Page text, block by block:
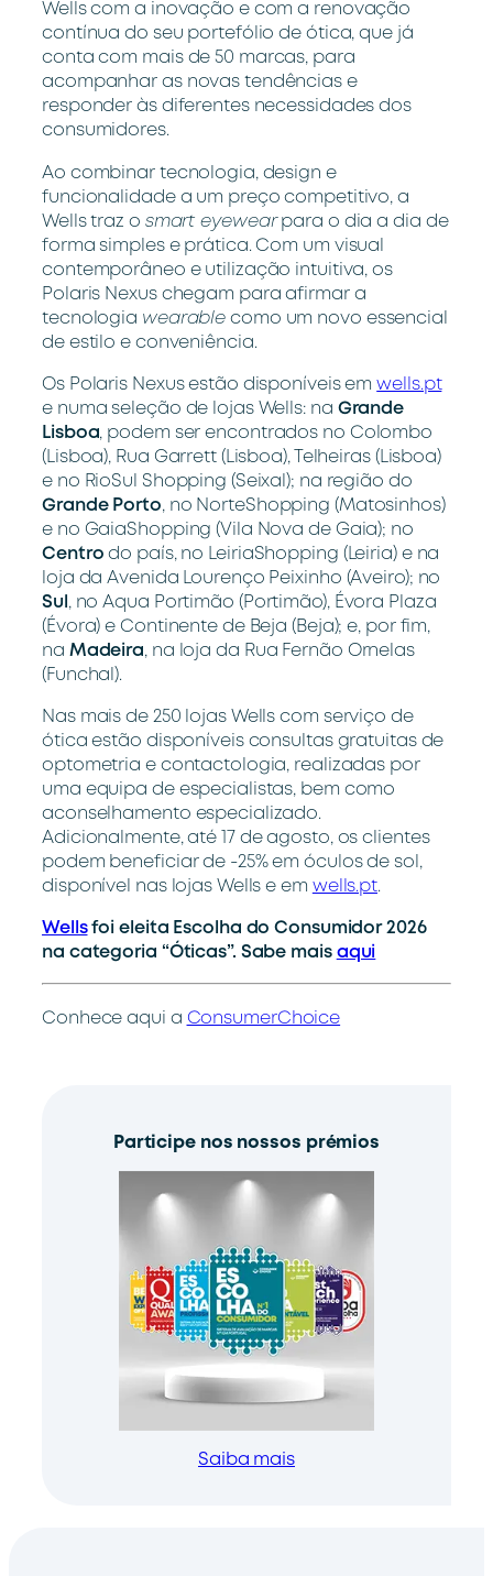
Wells com a inovação e com a renovação
contínua do seu portefólio de ótica, que já
conta com mais de 50 marcas, para
acompanhar as novas tendências e
responder às diferentes necessidades dos
consumidores.
Ao combinar tecnologia, design e
funcionalidade a um preço competitivo, a
Wells traz o smart eyewearpara o dia a dia de
forma simples e prática. Com um visual
contemporâneo e utilização intuitiva, os
Polaris Nexus chegam para afirmar a
tecnologia wearable como um novo essencial
de estilo e conveniência.
Os Polaris Nexus estão disponíveis emwells.pt
e numa seleção de lojas Wells: na Grande
Lisboa, podem ser encontrados no Colombo
(Lisboa), Rua Garrett (Lisboa), Telheiras (Lisboa)
e no RioSul Shopping (Seixal); na região do
Grande Porto, no NorteShopping (Matosinhos)
e no GaiaShopping (Vila Nova de Gaia); no
Centro do país, no LeiriaShopping (Leiria) e na
loja da Avenida Lourenço Peixinho (Aveiro); no
Sul , no Aqua Portimão (Portimão), Évora Plaza
(Évora) e Continente de Beja (Beja); e, por fim,
na Madeira, na loja da Rua Fernão Ornelas
(Funchal).
Nas mais de 250 lojas Wells com serviço de
ótica estão disponíveis consultas gratuitas de
optometria e contactologia, realizadas por
uma equipa de especialistas, bem como
aconselhamento especializado.
Adicionalmente, até 17 de agosto, os clientes
podem beneficiar de -25% em óculos de sol,
disponível nas lojas Wells e em wells.pt.
Wellsfoi eleita Escolha do Consumidor 2026
na categoria “Óticas”. Sabe mais aqui
Conhece aqui a ConsumerChoice
Participe nos nossos prémios
Saiba mais